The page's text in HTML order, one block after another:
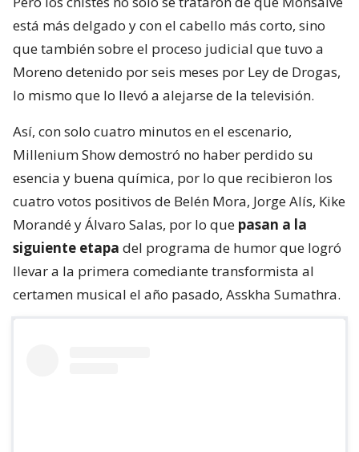
está más delgado y con el cabello más corto, sino
que también sobre el proceso judicial que tuvo a
Moreno detenido por seis meses por Ley de Drogas,
lo mismo que lo llevó a alejarse de la televisión.
Así, con solo cuatro minutos en el escenario,
Millenium Show demostró no haber perdido su
esencia y buena química, por lo que recibieron los
cuatro votos positivos de Belén Mora, Jorge Alís, Kike
Morandé y Álvaro Salas, por lo que pasan a la
siguiente etapa del programa de humor que logró
llevar a la primera comediante transformista al
certamen musical el año pasado, Asskha Sumathra.